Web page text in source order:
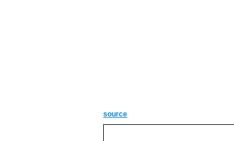
source